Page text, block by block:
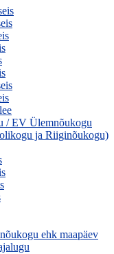
/ EV Ülemnõukogu
ja Riiginõukogu)
ehk maapäev